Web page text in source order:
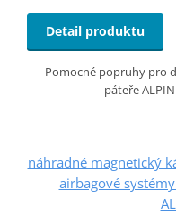
Detail produktu
Pomocné popruhy pro
páteře
náhradné magnetický
airbagové systémy